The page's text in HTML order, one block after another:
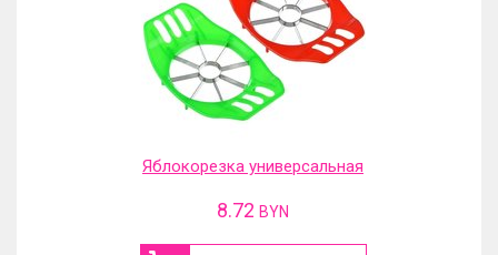
Яблокорезка универсальная
8.72 BYN